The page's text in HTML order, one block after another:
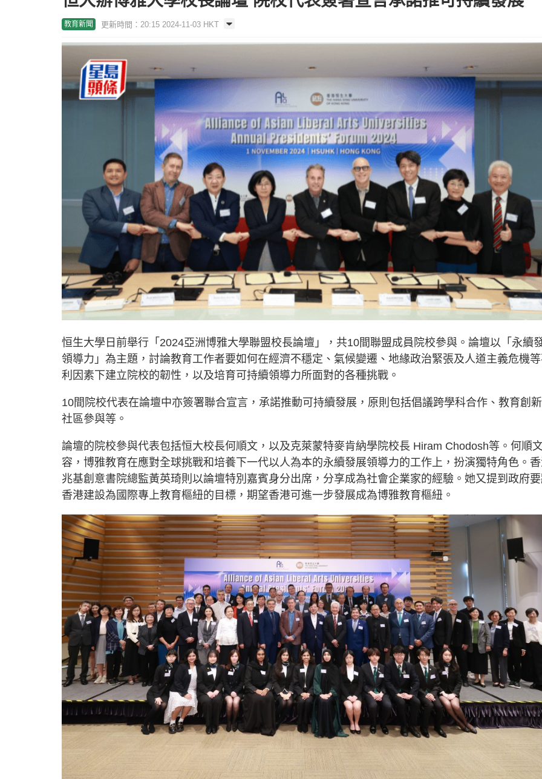
教育新聞 更新時間：20:15 2024-11-03 HKT
恒生大學日前舉行「2024亞洲博雅大學聯盟校長論壇」，共10間聯盟成員院校參與。論壇以「永續
領導力」為主題，討論教育工作者要如何在經濟不穩定、氣候變遷、地緣政治緊張及人道主義危機
利因素下建立院校的韌性，以及培育可持續領導力所面對的各種挑戰。
10間院校代表在論壇中亦簽署聯合宣言，承諾推動可持續發展，原則包括倡議跨學科合作、教育創新
社區參與等。
論壇的院校參與代表包括恒大校長何順文，以及克萊蒙特麥肯納學院校長 Hiram Chodosh等。何順
容，博雅教育在應對全球挑戰和培養下一代以人為本的永續發展領導力的工作上，扮演獨特角色。
兆基創意書院總監黃英琦則以論壇特別嘉賓身分出席，分享成為社會企業家的經驗。她又提到政府
香港建設為國際專上教育樞紐的目標，期望香港可進一步發展成為博雅教育樞紐。